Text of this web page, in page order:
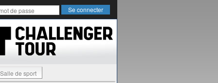
Salle de sport